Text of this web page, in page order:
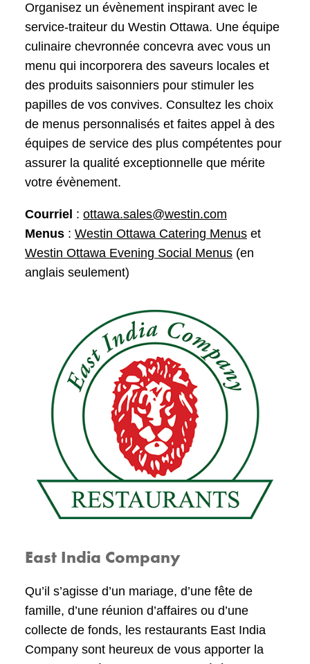
Organisez un évènement inspirant avec le
service-traiteur du Westin Ottawa. Une équipe
culinaire chevronnée concevra avec vous un
menu qui incorporera des saveurs locales et
des produits saisonniers pour stimuler les
papilles de vos convives. Consultez les choix
de menus personnalisés et faites appel à des
équipes de service des plus compétentes pour
assurer la qualité exceptionnelle que mérite
votre évènement.
Courriel : ottawa.sales@westin.com
Menus : Westin Ottawa Catering Menus et
Westin Ottawa Evening Social Menus (en
anglais seulement)
East India Company
Qu’il s’agisse d’un mariage, d’une fête de
famille, d’une réunion d’affaires ou d’une
collecte de fonds, les restaurants East India
Company sont heureux de vous apporter la